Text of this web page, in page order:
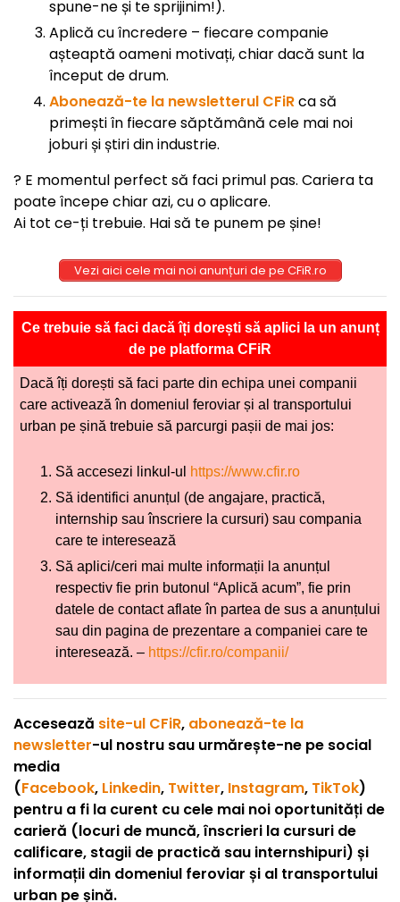
spune-ne și te sprijinim!).
Aplică cu încredere – fiecare companie
așteaptă oameni motivați, chiar dacă sunt la
început de drum.
Abonează-te la newsletterul CFiRca să
primești în fiecare săptămână cele mai noi
joburi și știri din industrie.
? E momentul perfect să faci primul pas. Cariera ta
poate începe chiar azi, cu o aplicare.
Ai tot ce-ți trebuie. Hai să te punem pe șine!
Vezi aici cele mai noi anunțuri de pe CFiR.ro
Ce trebuie să faci dacă îți dorești să aplici la un anunț
de pe platforma CFiR
Dacă îți dorești să faci parte din echipa unei companii
care activează în domeniul feroviar și al transportului
urban pe șină trebuie să parcurgi pașii de mai jos:
Să accesezi linkul-ul
https://www.cfir.ro
Să identifici anunțul (de angajare, practică,
internship sau înscriere la cursuri) sau compania
care te interesează
Să aplici/ceri mai multe informații la anunțul
respectiv fie prin butonul “Aplică acum”, fie prin
datele de contact aflate în partea de sus a anunțului
sau din pagina de prezentare a companiei care te
interesează. – https://cfir.ro/companii/
Accesează site-ul CFiR, abonează-te la
newsletter-ul nostru sau urmărește-ne pe social
media
(Facebook, Linkedin, Twitter, Instagram, TikTok)
pentru a fi la curent cu cele mai noi oportunități de
carieră (locuri de muncă, înscrieri la cursuri de
calificare, stagii de practică sau internshipuri) și
informații din domeniul feroviar și al transportului
urban pe șină.